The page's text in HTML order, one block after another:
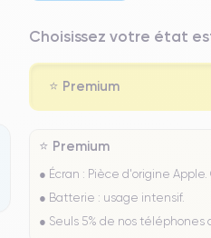
Choisissez votre état
⭐ Premium
⭐ Premium
● Écran : Pièce d'origine
● Batterie : usage intensif.
● Seuls 5% de nos téléphones